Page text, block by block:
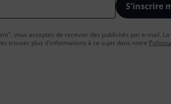
S'inscrire
vous acceptez de recevoir des publicités par e-mail.
trouver plus d'informations à ce sujet dans notre